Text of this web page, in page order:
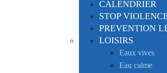
CALENDRIER
STOP
PREVENTION
LOISIRS
Eaux vives
Eau calme